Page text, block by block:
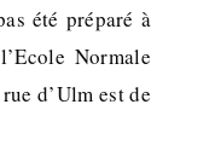
été préparé à
Normale
d’Ulm est de